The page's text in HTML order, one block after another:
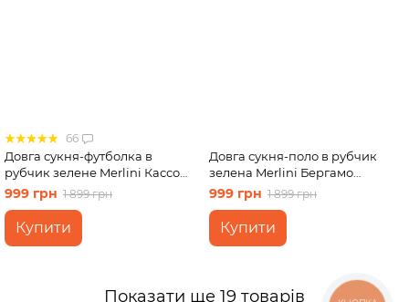
66
Довга сукня-футболка в
рубчик зелене Merlini Кассо
700000129 розмір 54-56 (4XL-
999 грн 1 899 грн
Купити
Довга сукня-поло в рубчик
зелена Merlini Бергамо
700002248 розмір 4XL-5XL
999 грн 1 899 грн
Купити
Показати ще 19 товарів